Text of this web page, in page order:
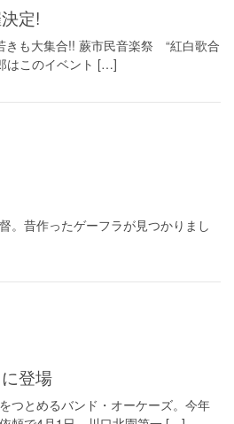
定!
も大集合!! 蕨市民音楽祭 “紅白歌合
はこのイベント […]
。昔作ったゲーフラが見つかりまし
登場
つとめるバンド・オーケーズ。今年